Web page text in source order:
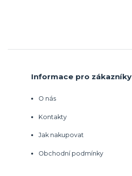
Informace pro zákazníky
O nás
Kontakty
Jak nakupovat
Obchodní podmínky